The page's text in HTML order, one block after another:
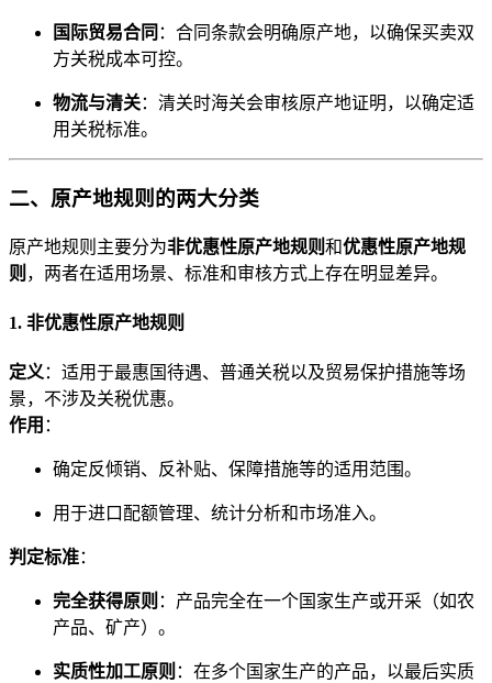
国际贸易合同 ：合同条款会明确原产地，以确保买卖双
方关税成本可控。
物流与清关：清关时海关会审核原产地证明，以确定适
用关税标准。
二、原产地规则的两大分类
原产地规则主要分为非优惠性原产地规则和优惠性原产地规
则 ，两者在适用场景、标准和审核方式上存在明显差异。
1. 非优惠性原产地规则
定义 ：适用于最惠国待遇、普通关税以及贸易保护措施等场
景，不涉及关税优惠。
作用 ：
确定反倾销、反补贴、保障措施等的适用范围。
用于进口配额管理、统计分析和市场准入。
判定标准：
完全获得原则 ：产品完全在一个国家生产或开采（如农
产品、矿产）。
实质性加工原则 ：在多个国家生产的产品，以最后实质